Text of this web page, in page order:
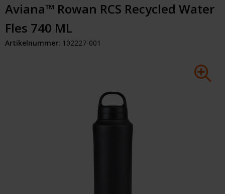
Tassen & Reizen
Sleutelhangers & Tools
Kerst
Alle merken
Aviana™ Rowan RCS Recycled Water
Fles 740 ML
Artikelnummer: 102227-001